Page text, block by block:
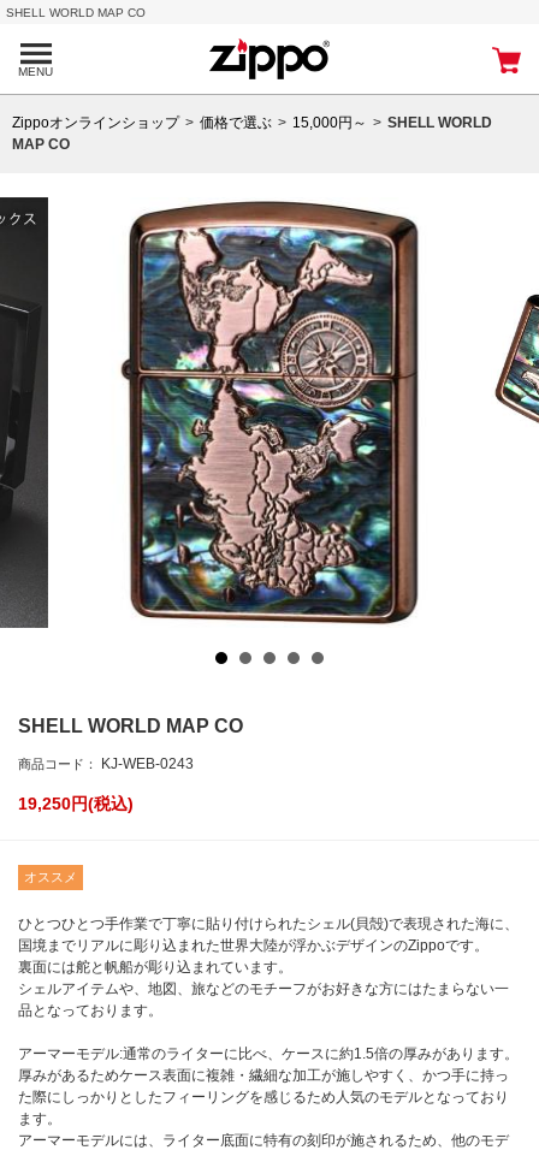
SHELL WORLD MAP CO
MENU
Zippoオンラインショップ 価格で選ぶ 15,000円～
SHELL WORLD
MAP CO
SHELL WORLD MAP CO
商品コード： KJ-WEB-0243
19,250円(税込)
オススメ
ひとつひとつ手作業で丁寧に貼り付けられたシェル(貝殻)で表現された海に、
国境までリアルに彫り込まれた世界大陸が浮かぶデザインのZippoです。
裏面には舵と帆船が彫り込まれています。
シェルアイテムや、地図、旅などのモチーフがお好きな方にはたまらない一
品となっております。
アーマーモデル:通常のライターに比べ、ケースに約1.5倍の厚みがあります。
厚みがあるためケース表面に複雑・繊細な加工が施しやすく、かつ手に持っ
た際にしっかりとしたフィーリングを感じるため人気のモデルとなっており
ます。
アーマーモデルには、ライター底面に特有の刻印が施されるため、他のモデ